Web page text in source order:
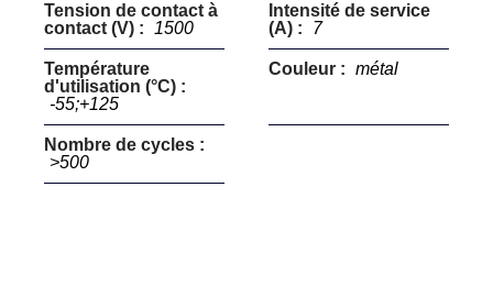
Tension de contact à
contact (V) :
1500
Intensité de service
(A) :
7
Température
d'utilisation (°C) :
-55;+125
Couleur : métal
Nombre de cycles :
>500